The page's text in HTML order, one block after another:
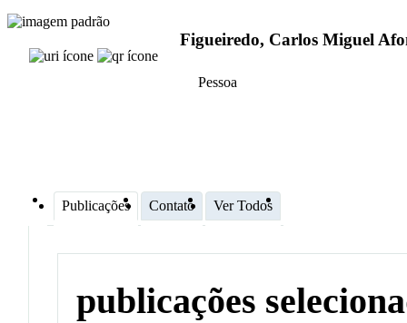
Figueiredo, Carlos Miguel
Pessoa
Publicações Contato Ver Todos
publicações